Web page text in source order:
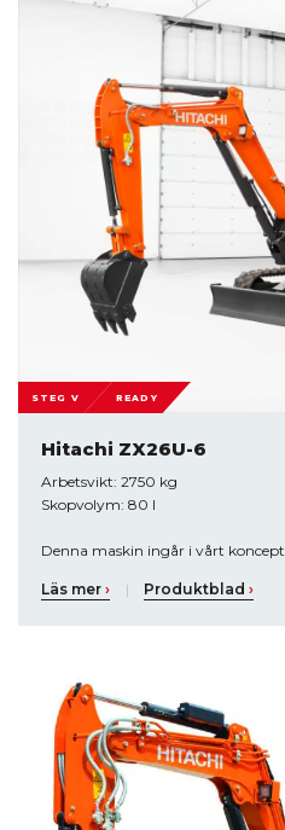
STEG V READY
Hitachi ZX26U-6
Arbetsvikt: 2750 kg
Skopvolym: 80 l
Denna maskin ingår i vårt koncept
Läs mer › | Produktblad›